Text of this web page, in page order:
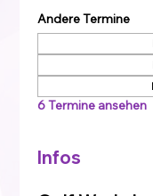
Andere Termine
6 Termine ansehen
Infos